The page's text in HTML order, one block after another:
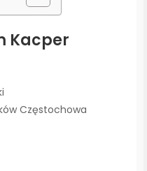
Kacper
Częstochowa